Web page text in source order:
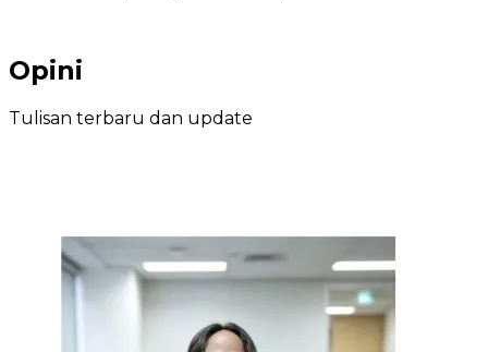
Opini
Tulisan terbaru dan update